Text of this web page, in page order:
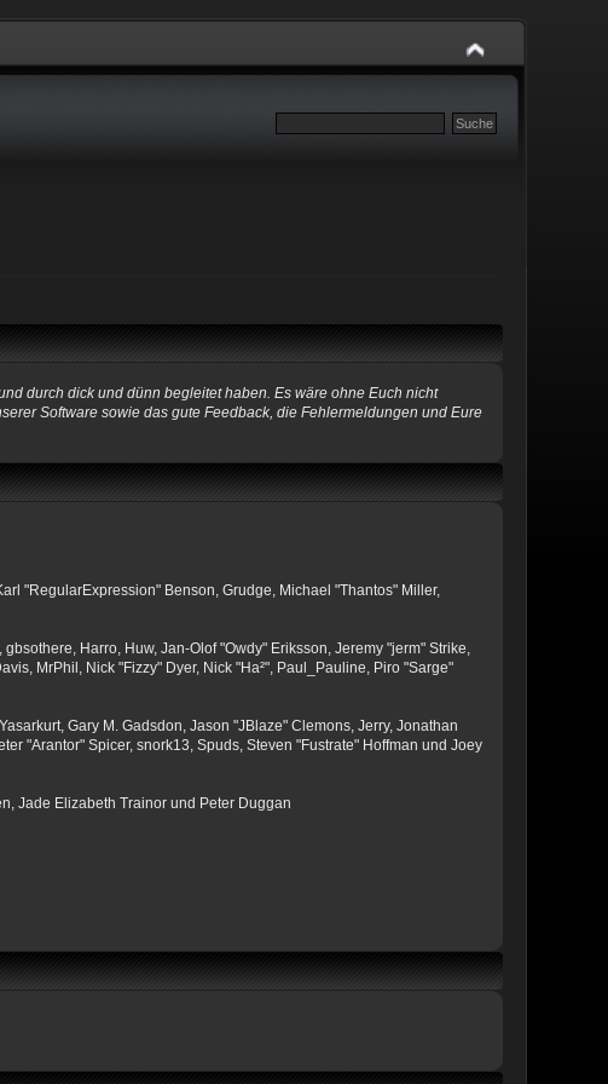
durch dick und dünn begleitet haben. Es wäre ohne Euch nicht
Software sowie das gute Feedback, die Fehlermeldungen und Eure
"RegularExpression" Benson, Grudge, Michael "Thantos" Miller,
Harro, Huw, Jan-Olof "Owdy" Eriksson, Jeremy "jerm" Strike,
MrPhil, Nick "Fizzy" Dyer, Nick "Ha²", Paul_Pauline, Piro "Sarge"
Gary M. Gadsdon, Jason "JBlaze" Clemons, Jerry, Jonathan
"Arantor" Spicer, snork13, Spuds, Steven "Fustrate" Hoffman und Joey
Jade Elizabeth Trainor und Peter Duggan